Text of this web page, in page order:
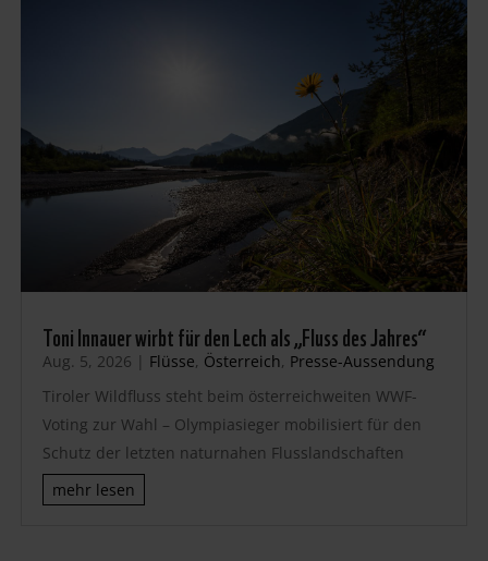
Toni Innauer wirbt für den Lech als „Fluss des Jahres“
Aug. 5, 2026 | Flüsse, Österreich, Presse-Aussendung
Tiroler Wildfluss steht beim österreichweiten WWF-
Voting zur Wahl – Olympiasieger mobilisiert für den
Schutz der letzten naturnahen Flusslandschaften
mehr lesen